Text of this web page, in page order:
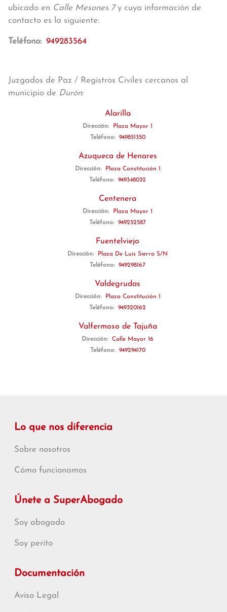
ubicado en Calle Mesones 7y cuya información de
contacto es la siguiente:
Teléfono: 949283564
Juzgados de Paz / Registros Civiles cercanos al
municipio de Durón:
Alarilla
Dirección:
Plaza Mayor 1
Teléfono:
949851350
Azuqueca de Henares
Dirección:
Plaza Constitución 1
Teléfono:
949348032
Centenera
Dirección:
Plaza Mayor 1
Teléfono:
949252587
Fuentelviejo
Dirección:
Plaza De Luis Sierra S/N
Teléfono:
949298167
Valdegrudas
Dirección:
Plaza Constitución 1
Teléfono:
949320162
Valfermoso de Tajuña
Dirección:
Calle Mayor 16
Teléfono:
949294170
Lo que nos diferencia
Sobre nosotros
Cómo funcionamos
Únete a SuperAbogado
Soy abogado
Soy perito
Documentación
Aviso Legal